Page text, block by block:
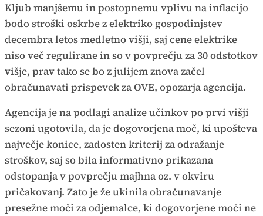
Kljub manjšemu in postopnemu vplivu na inflacijo
bodo stroški oskrbe z elektriko gospodinjstev
decembra letos medletno višji, saj cene elektrike
niso več regulirane in so v povprečju za 30 odstotkov
višje, prav tako se bo z julijem znova začel
obračunavati prispevek za OVE, opozarja agencija.
Agencija je na podlagi analize učinkov po prvi višji
sezoni ugotovila, da je dogovorjena moč, ki upošteva
največje konice, zadosten kriterij za odražanje
stroškov, saj so bila informativno prikazana
odstopanja v povprečju majhna oz. v okviru
pričakovanj. Zato je že ukinila obračunavanje
presežne moči za odjemalce, ki dogovorjene moči ne